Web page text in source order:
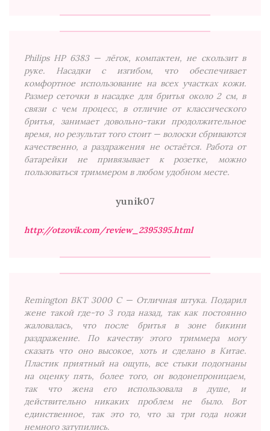
Philips HP 6383 — лёгок, компактен, не скользит в
руке. Насадки с изгибом, что обеспечивает
комфортное использование на всех участках кожи.
Размер сеточки в насадке для бритья около 2 см, в
связи с чем процесс, в отличие от классического
бритья, занимает довольно-таки продолжительное
время, но результат того стоит — волоски сбриваются
качественно, а раздражения не остаётся. Работа от
батарейки не привязывает к розетке, можно
пользоваться триммером в любом удобном месте.
yunik07
http://otzovik.com/review_2395395.html
Remington BKT 3000 C — Отличная штука. Подарил
жене такой где-то 3 года назад, так как постоянно
жаловалась, что после бритья в зоне бикини
раздражение. По качеству этого триммера могу
сказать что оно высокое, хоть и сделано в Китае.
Пластик приятный на ощупь, все стыки подогнаны
на оценку пять, более того, он водонепроницаем,
так что жена его использовала в душе, и
действительно никаких проблем не было. Вот
единственное, так это то, что за три года ножи
немного затупились.